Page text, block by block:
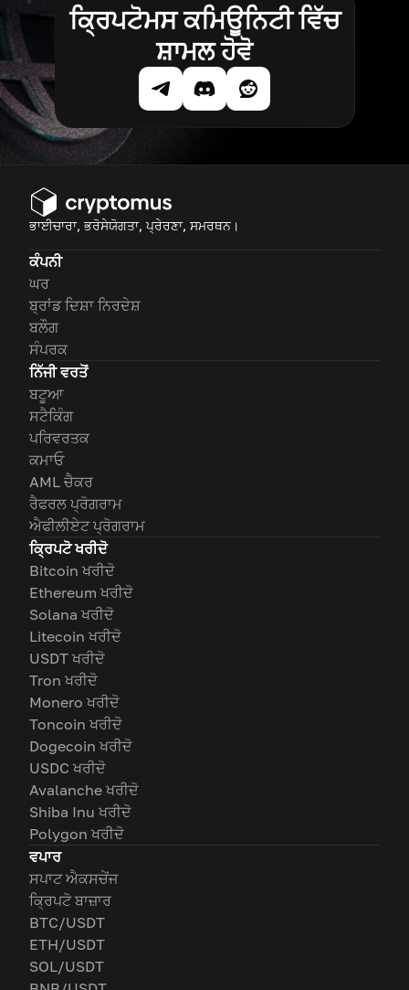
ਕ੍ਰਿਪਟੋਮਸ ਕਮਿਊਨਿਟੀ ਵਿੱਚ
ਸ਼ਾਮਲ ਹੋਵੋ
ਭਾਈਚਾਰਾ, ਭਰੋਸੇਯੋਗਤਾ, ਪ੍ਰੇਰਣਾ, ਸਮਰਥਨ।
ਕੰਪਨੀ
ਘਰ
ਬ੍ਰਾਂਡ ਦਿਸ਼ਾ ਨਿਰਦੇਸ਼
ਬਲੌਗ
ਸੰਪਰਕ
ਨਿੱਜੀ ਵਰਤੋਂ
ਬਟੂਆ
ਸਟੈਕਿੰਗ
ਪਰਿਵਰਤਕ
ਕਮਾਓ
AML ਚੈਕਰ
ਰੈਫਰਲ ਪ੍ਰੋਗਰਾਮ
ਐਫੀਲੀਏਟ ਪ੍ਰੋਗਰਾਮ
ਕ੍ਰਿਪਟੋ ਖਰੀਦੋ
Bitcoin ਖਰੀਦੋ
Ethereum ਖਰੀਦੋ
Solana ਖਰੀਦੋ
Litecoin ਖਰੀਦੋ
USDT ਖਰੀਦੋ
Tron ਖਰੀਦੋ
Monero ਖਰੀਦੋ
Toncoin ਖਰੀਦੋ
Dogecoin ਖਰੀਦੋ
USDC ਖਰੀਦੋ
Avalanche ਖਰੀਦੋ
Shiba Inu ਖਰੀਦੋ
Polygon ਖਰੀਦੋ
ਵਪਾਰ
ਸਪਾਟ ਐਕਸਚੇਂਜ
ਕ੍ਰਿਪਟੋ ਬਾਜ਼ਾਰ
BTC/USDT
ETH/USDT
SOL/USDT